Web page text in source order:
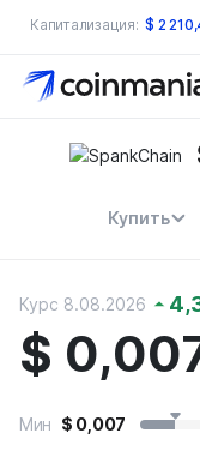
Капитализация: $ 2
Купить
Курс 8.08.2026
$
Мин $ 0,007